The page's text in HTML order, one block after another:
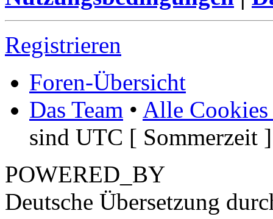
Registrieren
Foren-Übersicht
Das Team • Alle Cookies
sind UTC [ Sommerzeit ]
POWERED_BY
Deutsche Übersetzung